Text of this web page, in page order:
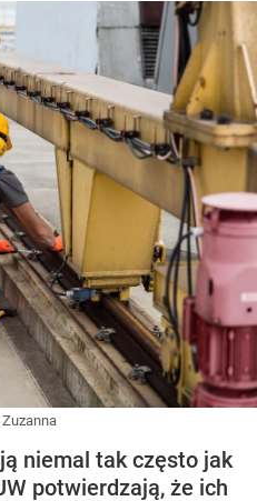
niemal tak często jak
potwierdzają, że ich